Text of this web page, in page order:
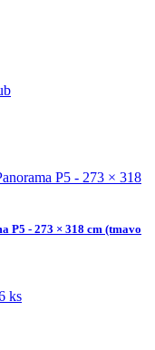
P5 - 273 × 318 cm (tmavo